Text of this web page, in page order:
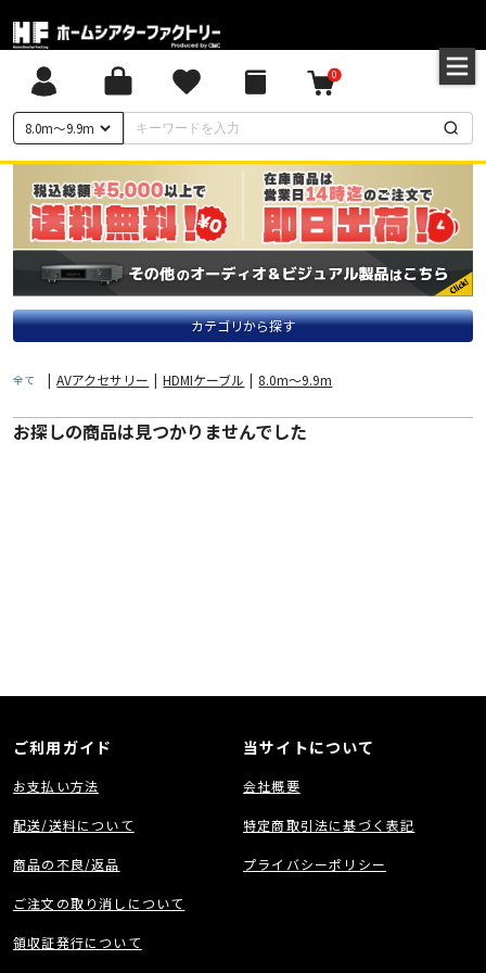
8.0m〜9.9m
0
カテゴリから探す
全て | AVアクセサリー | HDMIケーブル | 8.0m〜9.9m
お探しの商品は見つかりませんでした
ご利用ガイド
お支払い方法
配送/送料について
商品の不良/返品
ご注文の取り消しについて
領収証発行について
当サイトについて
会社概要
特定商取引法に基づく表記
プライバシーポリシー